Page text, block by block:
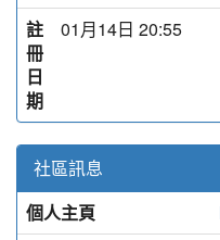
註
冊
日
期
01月14日 20:55
社區訊息
個人主頁